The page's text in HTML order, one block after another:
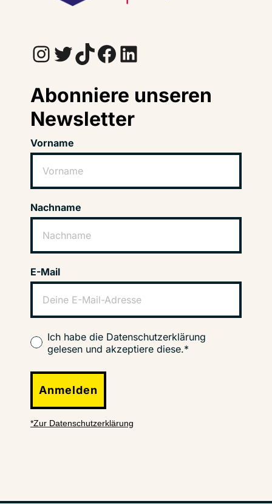
InstagramTwitter TikTok Facebook LinkedIn
Abonniere unseren
Newsletter
Vorname
Nachname
E-Mail
Ich habe die Datenschutzerklärung
gelesen und akzeptiere diese.*
Anmelden
*Zur Datenschutzerklärung